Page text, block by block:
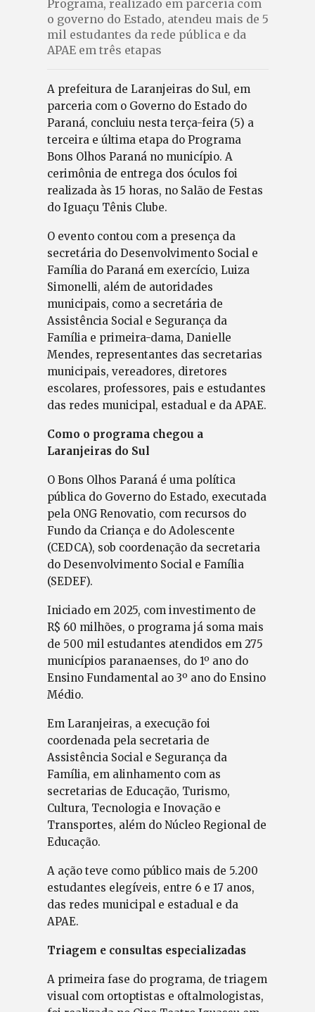
Programa, realizado em parceria com
o governo do Estado, atendeu mais de 5
mil estudantes da rede pública e da
APAE em três etapas
A prefeitura de Laranjeiras do Sul, em
parceria com o Governo do Estado do
Paraná, concluiu nesta terça-feira (5) a
terceira e última etapa do Programa
Bons Olhos Paraná no município. A
cerimônia de entrega dos óculos foi
realizada às 15 horas, no Salão de Festas
do Iguaçu Tênis Clube.
O evento contou com a presença da
secretária do Desenvolvimento Social e
Família do Paraná em exercício, Luiza
Simonelli, além de autoridades
municipais, como a secretária de
Assistência Social e Segurança da
Família e primeira-dama, Danielle
Mendes, representantes das secretarias
municipais, vereadores, diretores
escolares, professores, pais e estudantes
das redes municipal, estadual e da APAE.
Como o programa chegou a
Laranjeiras do Sul
O Bons Olhos Paraná é uma política
pública do Governo do Estado, executada
pela ONG Renovatio, com recursos do
Fundo da Criança e do Adolescente
(CEDCA), sob coordenação da secretaria
do Desenvolvimento Social e Família
(SEDEF).
Iniciado em 2025, com investimento de
R$ 60 milhões, o programa já soma mais
de 500 mil estudantes atendidos em 275
municípios paranaenses, do 1º ano do
Ensino Fundamental ao 3º ano do Ensino
Médio.
Em Laranjeiras, a execução foi
coordenada pela secretaria de
Assistência Social e Segurança da
Família, em alinhamento com as
secretarias de Educação, Turismo,
Cultura, Tecnologia e Inovação e
Transportes, além do Núcleo Regional de
Educação.
A ação teve como público mais de 5.200
estudantes elegíveis, entre 6 e 17 anos,
das redes municipal e estadual e da
APAE.
Triagem e consultas especializadas
A primeira fase do programa, de triagem
visual com ortoptistas e oftalmologistas,